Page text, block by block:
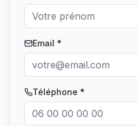
Email *
Téléphone *